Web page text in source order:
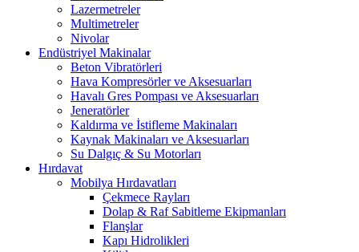
Lazermetreler
Multimetreler
Nivolar
Endüstriyel Makinalar
Beton Vibratörleri
Hava Kompresörler ve Aksesuarları
Havalı Gres Pompası ve Aksesuarları
Jeneratörler
Kaldırma ve İstifleme Makinaları
Kaynak Makinaları ve Aksesuarları
Su Dalgıç & Su Motorları
Hırdavat
Mobilya Hırdavatları
Çekmece Rayları
Dolap & Raf Sabitleme Ekipmanları
Flanşlar
Kapı Hidrolikleri